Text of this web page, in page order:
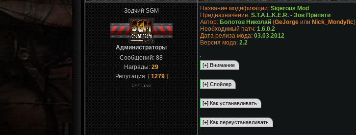
Зодчий SGM
Администраторы
Сообщений: 88
Награды: 29
Репутация: [1279]
Название модификации: Sigerous Mod
Предназначение: S.T.A.L.K.E.R. - Зов Припяти
Автор: Болотов Николай (GeJorge или Nick_Mondyfic)
Необходимый патч: 1.6.0.2
Дата релиза мода: 03.03.2012
Версия мода: 2.2